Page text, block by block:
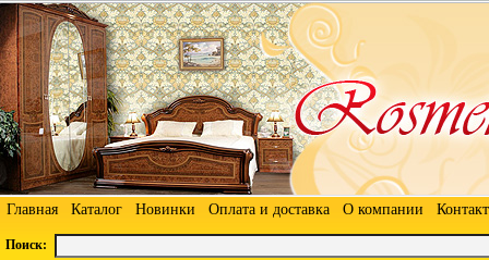
Главная Каталог Новинки Оплата и доставка О компании
Поиск: